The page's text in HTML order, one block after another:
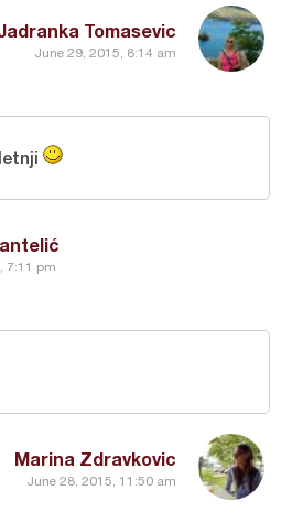
Tomasevic
June 29, 2015, 8:14 am
7:11 pm
Marina Zdravkovic
June 28, 2015, 11:50 am